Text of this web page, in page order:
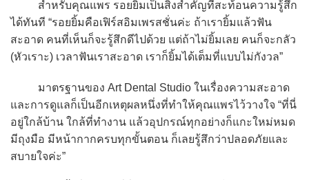
สำหรับคุณแพร รอยยิ้มเป็นสิ่งสำคัญที่สะท้อนความรู้สึก
ได้ทันที “รอยยิ้มคือเฟิร์สอิมเพรสชั่นค่ะ ถ้าเรายิ้มแล้วฟัน
สะอาด คนที่เห็นก็จะรู้สึกดีไปด้วย แต่ถ้าไม่ยิ้มเลย คนก็จะกลัว
(หัวเราะ) เวลาฟันเราสะอาด เราก็ยิ้มได้เต็มที่แบบไม่กังวล”
มาตรฐานของ Art Dental Studio ในเรื่องความสะอาด
และการดูแลก็เป็นอีกเหตุผลหนึ่งที่ทำให้คุณแพรไว้วางใจ “ที่นี่
อยู่ใกล้บ้าน ใกล้ที่ทำงาน แล้วอุปกรณ์ทุกอย่างก็แกะใหม่หมด
มีถุงมือ มีหน้ากากครบทุกขั้นตอน ก็เลยรู้สึกว่าปลอดภัยและ
สบายใจค่ะ”